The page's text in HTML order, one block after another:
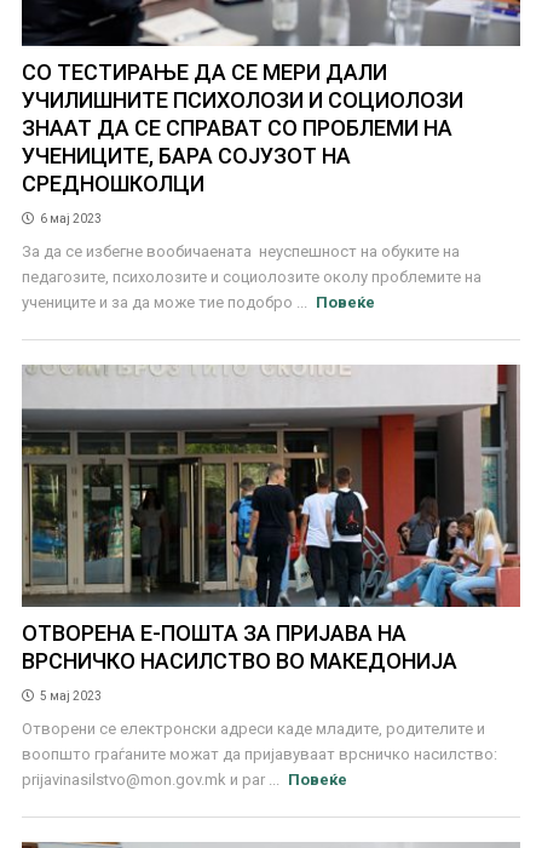
СО ТЕСТИРАЊЕ ДА СЕ МЕРИ ДАЛИ
УЧИЛИШНИТЕ ПСИХОЛОЗИ И СОЦИОЛОЗИ
ЗНААТ ДА СЕ СПРАВАТ СО ПРОБЛЕМИ НА
УЧЕНИЦИТЕ, БАРА СОЈУЗОТ НА
СРЕДНОШКОЛЦИ
6 мај 2023
За да се избегне вообичаената неуспешност на обуките на
педагозите, психолозите и социолозите околу проблемите на
учениците и за да може тие подобро ...
Повеќе
ОТВОРЕНА Е-ПОШТА ЗА ПРИЈАВА НА
ВРСНИЧКО НАСИЛСТВО ВО МАКЕДОНИЈА
5 мај 2023
Отворени се електронски адреси каде младите, родителите и
воопшто граѓаните можат да пријавуваат врсничко насилство:
prijavinasilstvo@mon.gov.mk и par ... Повеќе